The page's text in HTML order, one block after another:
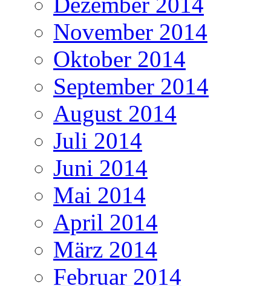
November 2014
Oktober 2014
September 2014
August 2014
Juli 2014
Juni 2014
Mai 2014
April 2014
März 2014
Februar 2014